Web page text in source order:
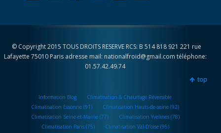
© Copyright 2015 TOUS DROITS RESERVE RCS: B 514 818 921 221 rue
Lafayette 75010 Paris adresse mail: nationalfroid@gmail.com téléphone:
01.57.42.49.74
top
Information Blog
Climatisation & Chauffage Réversible
Climatisation Essonne (91)
Climatisation Hauts-de-seine (92)
Climatisation Seine-et-Marne (77)
Climatisation Yvelines (78)
Climatisation Paris (75)
Climatisation Val-D’oise (95)